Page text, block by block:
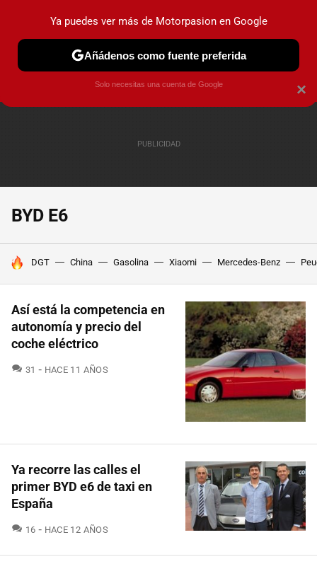
PRUEBAS COCHES ELÉCTRICOS OBSERVATORIO
BYD E6
HOY SE HABLA DE
DGT China Gasolina Xiaomi Mercedes-Benz
Así está la competencia en
autonomía y precio del
coche eléctrico
31 COMENTARIOS
HACE 11 AÑOS
Ya recorre las calles el
primer BYD e6 de taxi en
España
16 COMENTARIOS
HACE 12 AÑOS
×
Ya puedes ver más de Motorpasion en Google
Añádenos como fuente preferida
Solo necesitas una cuenta de Google